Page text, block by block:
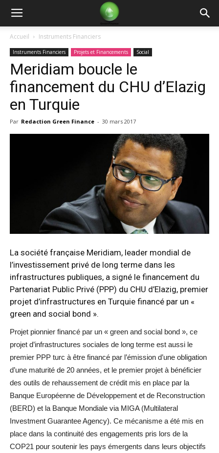
Green
Finance
Accueil Instruments Financiers
Instruments Financiers Projets et Financements Social
Meridiam boucle le
financement du CHU d’Elazig
en Turquie
Par Redaction Green Finance - 30 mars 2017
La société française Meridiam, leader mondial de
l’investissement privé de long terme dans les
infrastructures publiques, a signé le financement du
Partenariat Public Privé (PPP) du CHU d’Elazig, premier
projet d’infrastructures en Turquie financé par un «
green and social bond ».
Projet pionnier financé par un « green and social bond », ce
projet d’infrastructures sociales de long terme est aussi le
premier PPP turc à être financé par l’émission d’une obligation
d’une maturité de 20 années, et le premier projet à bénéficier
des outils de rehaussement de crédit mis en place par la
Banque Européenne de Développement et de Reconstruction
(BERD) et la Banque Mondiale via MIGA (Multilateral
Investment Guarantee Agency). Ce mécanisme a été mis en
place dans la continuité des engagements pris lors de la
COP21 pour soutenir les pays émergents dans leurs objectifs